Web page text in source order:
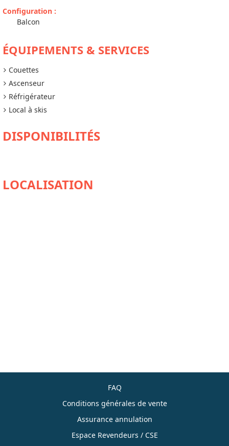
Configuration :
Balcon
ÉQUIPEMENTS & SERVICES
Couettes
Ascenseur
Réfrigérateur
Local à skis
DISPONIBILITÉS
FAQ
Conditions générales de vente
Assurance annulation
Espace Revendeurs / CSE